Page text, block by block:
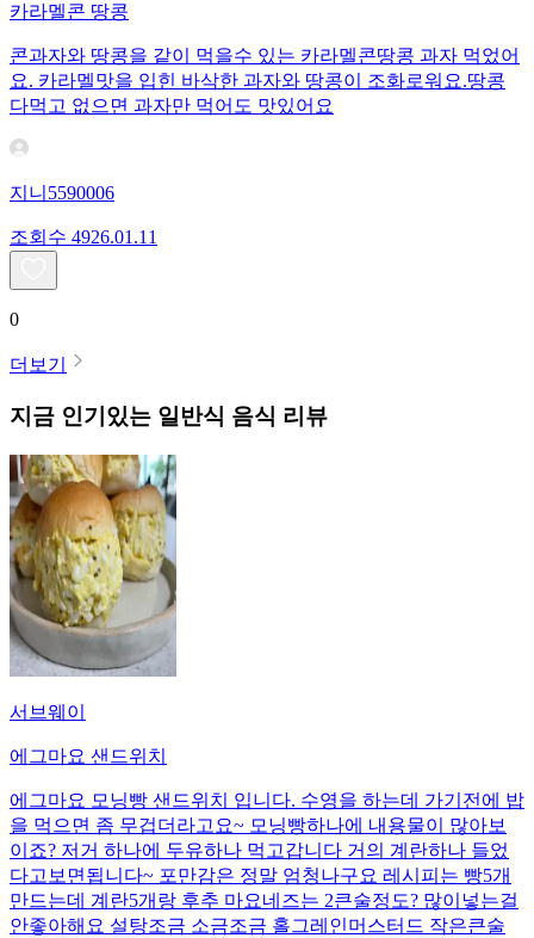
카라멜콘 땅콩
콘과자와 땅콩을 같이 먹을수 있는 카라멜콘땅콩 과자 먹었어
요. 카라멜맛을 입힌 바삭한 과자와 땅콩이 조화로워요.땅콩
다먹고 없으면 과자만 먹어도 맛있어요
지니5590006
조회수 4926.01.11
0
더보기
지금 인기있는 일반식 음식 리뷰
서브웨이
에그마요 샌드위치
에그마요 모닝빵 샌드위치 입니다. 수영을 하는데 가기전에 밥
을 먹으면 좀 무겁더라고요~ 모닝빵하나에 내용물이 많아보
이죠? 저거 하나에 두유하나 먹고갑니다 거의 계란하나 들었
다고보면됩니다~ 포만감은 정말 엄청나구요 레시피는 빵5개
만드는데 계란5개랑 후추 마요네즈는 2큰술정도? 많이넣는걸
안좋아해요 설탕조금 소금조금 홀그레인머스터드 작은큰술